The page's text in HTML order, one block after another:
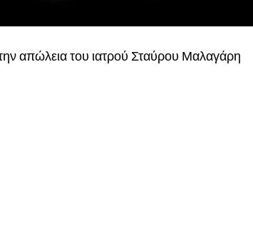
απώλεια του ιατρού Σταύρου Μαλαγάρη